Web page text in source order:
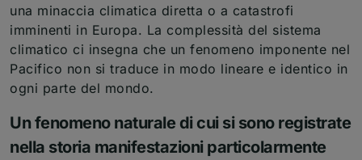
una minaccia climatica diretta o a catastrofi
imminenti in Europa. La complessità del sistema
climatico ci insegna che un fenomeno imponente nel
Pacifico non si traduce in modo lineare e identico in
ogni parte del mondo.
Un fenomeno naturale di cui si sono registrate
nella storia manifestazioni particolarmente